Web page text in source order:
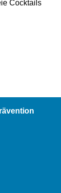
Cocktails